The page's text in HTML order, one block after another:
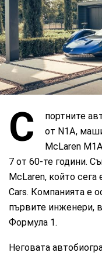
С
портните
от N1A,
McLaren
7 от 60-те години.
McLaren, който
Cars. Компанията е
първите инженери,
Формула 1.
Неговата